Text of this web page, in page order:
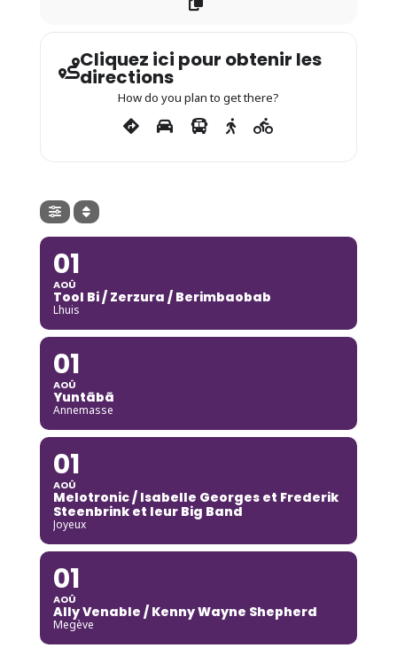
Cliquez ici pour obtenir les
directions
How do you plan to get there?
01
AOÛ
Tool Bi / Zerzura / Berimbaobab
Lhuis
01
AOÛ
Yuntãbã
Annemasse
01
AOÛ
Melotronic / Isabelle Georges et Frederik
Steenbrink et leur Big Band
Joyeux
01
AOÛ
Ally Venable / Kenny Wayne Shepherd
Megève